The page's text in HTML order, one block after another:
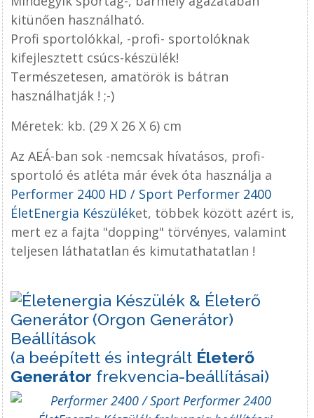
kitünően használható.
Profi sportolókkal, -profi- sportolóknak
kifejlesztett csúcs-készülék!
Természetesen, amatörök is bátran
használhatják ! ;-)
Méretek: kb. (29 X 26 X 6) cm
Az AEÁ-ban sok -nemcsak hívatásos, profi-
sportoló és atléta már évek óta használja a
Performer 2400 HD / Sport Performer 2400
ÉletEnergia Készüléket, többek között azért is,
mert ez a fajta "dopping" törvényes, valamint
teljesen láthatatlan és kimutathatatlan !
Beállítások
(a beépített és integrált Életerő
Generátor frekvencia-beállításai)